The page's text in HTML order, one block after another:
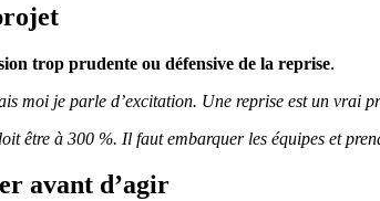
trop prudente ou défensive de la reprise.
moi je parle d’excitation. Une reprise est un vrai
être à 300 %. Il faut embarquer les équipes et
avant d’agir